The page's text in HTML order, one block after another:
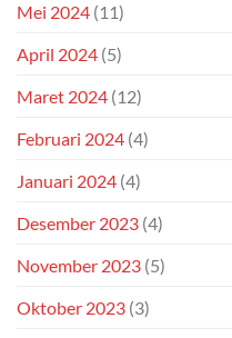
Mei 2024 (11)
April 2024 (5)
Maret 2024 (12)
Februari 2024 (4)
Januari 2024 (4)
Desember 2023 (4)
November 2023 (5)
Oktober 2023 (3)